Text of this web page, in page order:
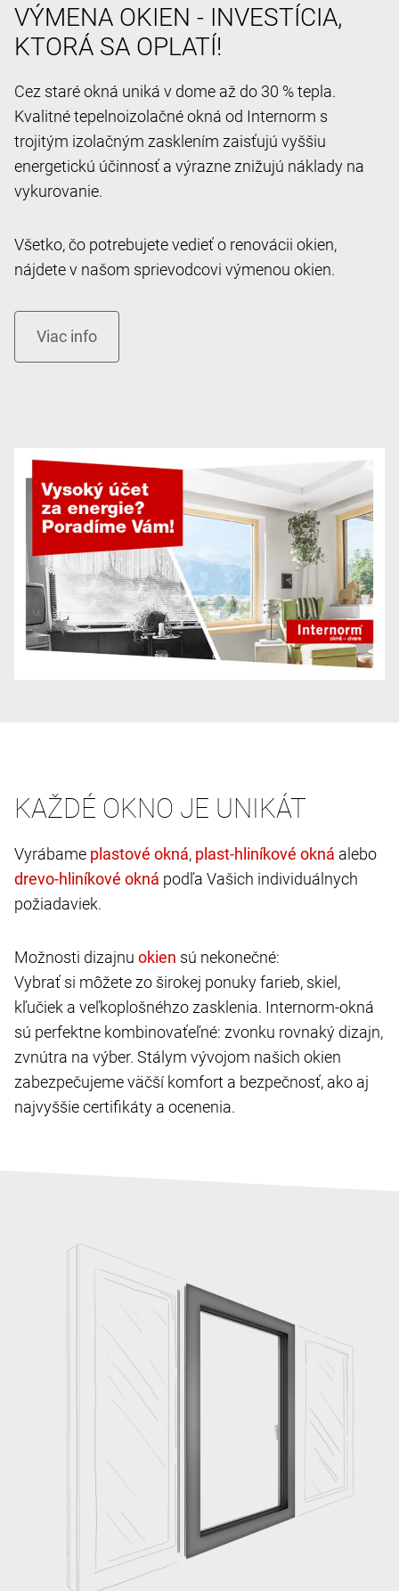
VÝMENA OKIEN - INVESTÍCIA,
KTORÁ SA OPLATÍ!
Cez staré okná uniká v dome až do 30 % tepla.
Kvalitné tepelnoizolačné okná od Internorm s
trojitým izolačným zasklením zaisťujú vyššiu
energetickú účinnosť a výrazne znižujú náklady na
vykurovanie.
Všetko, čo potrebujete vedieť o renovácii okien,
nájdete v našom sprievodcovi výmenou okien.
KAŽDÉ OKNO JE UNIKÁT
Vyrábame ,
alebo
podľa Vašich individuálnych
požiadaviek.
Možnosti dizajnu
sú nekonečné:
Vybrať si môžete zo širokej ponuky farieb, skiel,
kľučiek a veľkoplošnéhzo zasklenia. Internorm-okná
sú perfektne kombinovaťeľné: zvonku rovnaký dizajn,
zvnútra na výber. Stálym vývojom našich okien
zabezpečujeme väčší komfort a bezpečnosť, ako aj
najvyššie certifikáty a ocenenia.